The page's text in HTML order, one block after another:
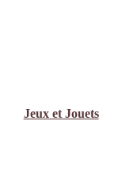
Jeux et Jouets